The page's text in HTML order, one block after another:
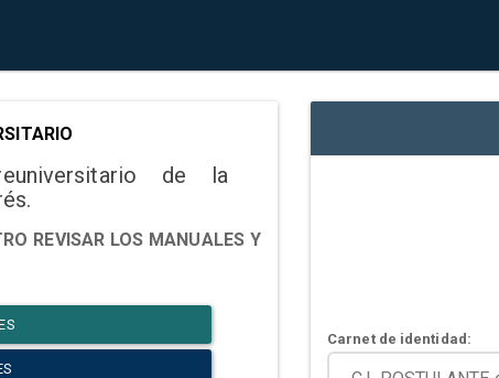
de la
REVISAR LOS MANUALES Y
Carnet de identidad: